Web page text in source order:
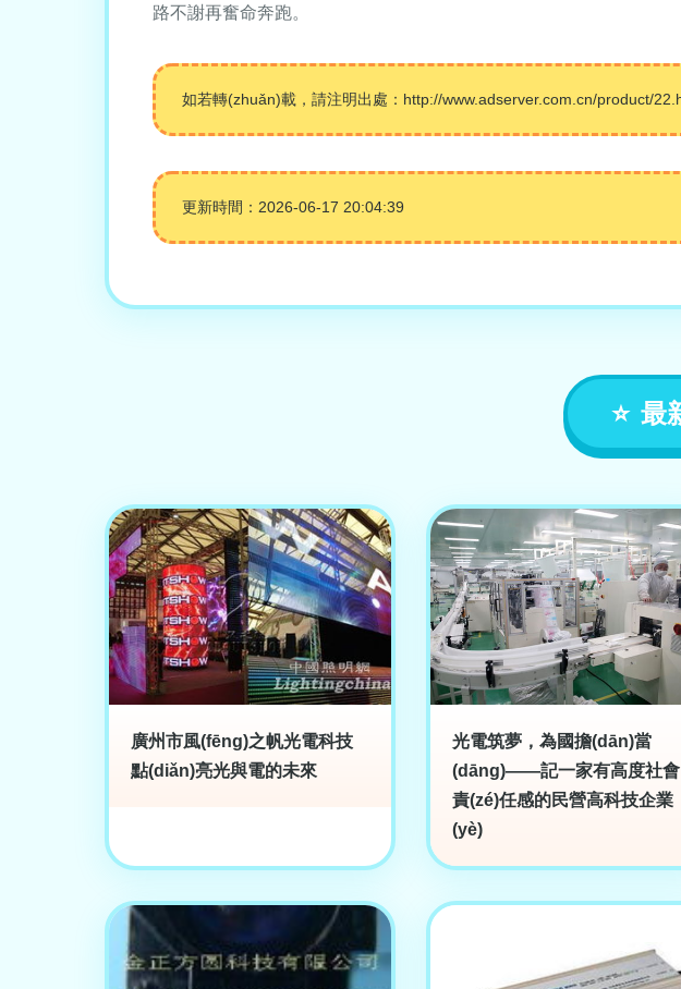
路不謝再奮命奔跑。
如若轉(zhuǎn)載，請注明出處：http://www.adserver.com.cn/product/
更新時間：2026-06-17 20:04:39
最
廣州市風(fēng)之帆光電科技
點(diǎn)亮光與電的未來
光電筑夢，為國擔(dān)當
(dāng)——記一家有高度社會
責(zé)任感的民營高科技企業
(yè)